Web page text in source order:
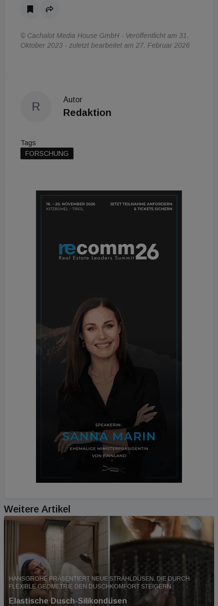
© Cachalot Media House GmbH - Veröffentlicht am 31.
Oktober 2023 - zuletzt bearbeitet am 27. Februar 2026
R
Autor
Redaktion
Tags
FORSCHUNG
Weitere Artikel
HANSGROHE PRÄSENTIERT NEUE STRAHLDÜSEN, DIE DURCH
FLEXIBLE GEOMETRIE DEN DUSCHKOMFORT STEIGERN.
Elastische Dusch-Silikondüsen